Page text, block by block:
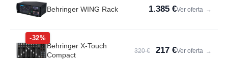
Behringer WING Rack 1.385 €Ver oferta →
-32%
Behringer X-Touch
Compact
320 € 217 €Ver oferta →